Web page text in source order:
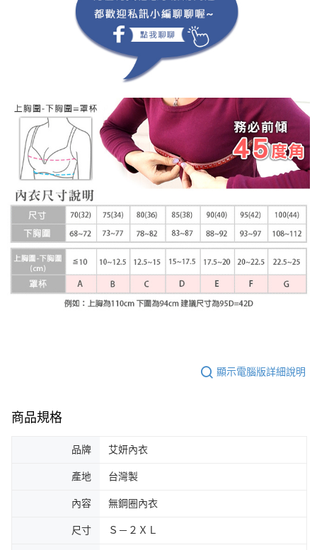
顯示電腦版詳細說明
商品規格
品牌 艾妍內衣
產地 台灣製
內容 無鋼圈內衣
尺寸 Ｓ－２ＸＬ